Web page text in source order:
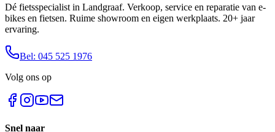
Dé fietsspecialist in Landgraaf. Verkoop, service en reparatie van e-
bikes en fietsen. Ruime showroom en eigen werkplaats. 20+ jaar
ervaring.
Bel: 045 525 1976
Volg ons op
Snel naar